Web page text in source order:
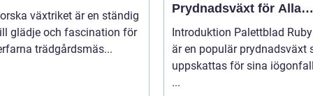
växtriket är en ständig
glädje och fascination för
trädgårdsmäs...
Prydnadsväxt för Alla
Trädgårdar
Introduktion Palettblad Ruby Road
är en populär prydnadsväxt
uppskattas för sina
...